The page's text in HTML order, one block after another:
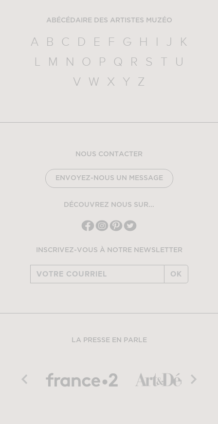
ABÉCÉDAIRE DES ARTISTES MUZÉO
A B C D E F G H I J
K
L
M N O P Q R S T
U
V
W X Y Z
NOUS CONTACTER
ENVOYEZ-NOUS UN MESSAGE
DÉCOUVREZ NOUS SUR...
INSCRIVEZ-VOUS À NOTRE NEWSLETTER
OK
LA PRESSE EN PARLE